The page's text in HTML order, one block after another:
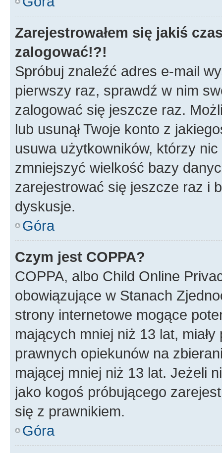
Zarejestrowałem się jakiś
zalogować!?!
Spróbuj znaleźć adres e-mail
pierwszy raz, sprawdź w nim
zalogować się jeszcze raz.
lub usunął Twoje konto z
usuwa użytkowników, którzy
zmniejszyć wielkość bazy
zarejestrować się jeszcze raz i
dyskusje.
Góra
Czym jest COPPA?
COPPA, albo Child Online
obowiązujące w Stanach
strony internetowe mogące
mających mniej niż 13 lat,
prawnych opiekunów na
mającej mniej niż 13 lat. Jeżeli
jako kogoś próbującego
się z prawnikiem.
Góra